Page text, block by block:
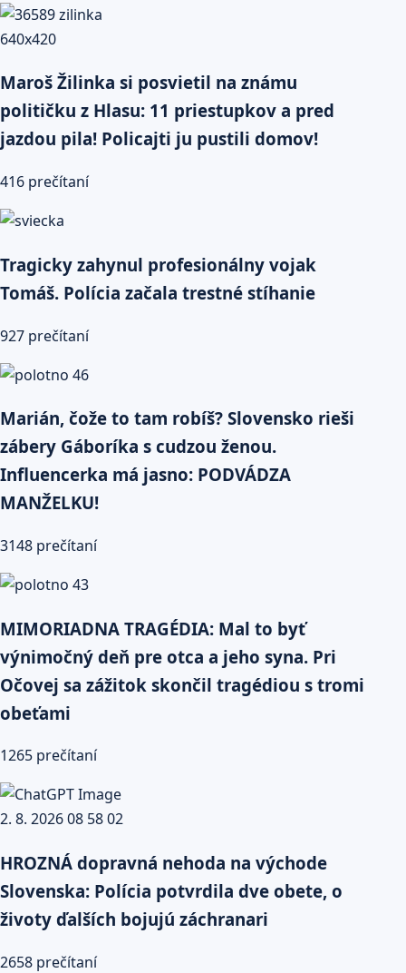
Maroš Žilinka si posvietil na známu
političku z Hlasu: 11 priestupkov a pred
jazdou pila! Policajti ju pustili domov!
416 prečítaní
Tragicky zahynul profesionálny vojak
Tomáš. Polícia začala trestné stíhanie
927 prečítaní
Marián, čože to tam robíš? Slovensko rieši
zábery Gáboríka s cudzou ženou.
Influencerka má jasno: PODVÁDZA
MANŽELKU!
3148 prečítaní
MIMORIADNA TRAGÉDIA: Mal to byť
výnimočný deň pre otca a jeho syna. Pri
Očovej sa zážitok skončil tragédiou s tromi
obeťami
1265 prečítaní
HROZNÁ dopravná nehoda na východe
Slovenska: Polícia potvrdila dve obete, o
životy ďalších bojujú záchranari
2658 prečítaní